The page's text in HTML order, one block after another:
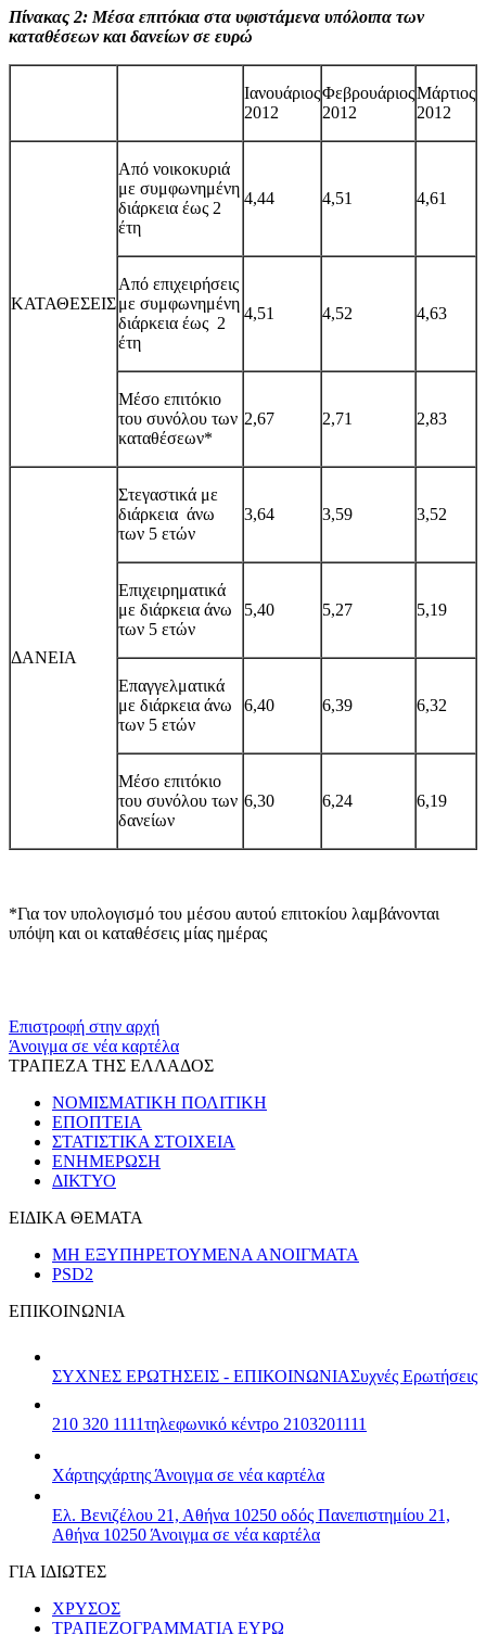
Πίνακας 2: Μέσα επιτόκια στα υφιστάμενα υπόλοιπα των
καταθέσεων και δανείων σε ευρώ
Ιανουάριος
2012
Φεβρουάριος
2012
Μάρτιος
2012
ΚΑΤΑΘΕΣΕΙΣ
Από νοικοκυριά
με συμφωνημένη
διάρκεια έως 2
έτη
4,44 4,51 4,61
Από επιχειρήσεις
με συμφωνημένη
διάρκεια έως 2
έτη
4,51 4,52 4,63
Μέσο επιτόκιο
του συνόλου των
καταθέσεων*
2,67 2,71 2,83
ΔΑΝΕΙΑ
Στεγαστικά με
διάρκεια άνω
των 5 ετών
3,64 3,59 3,52
Επιχειρηματικά
με διάρκεια άνω
των 5 ετών
5,40 5,27 5,19
Επαγγελματικά
με διάρκεια άνω
των 5 ετών
6,40 6,39 6,32
Μέσο επιτόκιο
του συνόλου των
δανείων
6,30 6,24 6,19
*Για τον υπολογισμό του μέσου αυτού επιτοκίου λαμβάνονται
υπόψη και οι καταθέσεις μίας ημέρας
Επιστροφή στην αρχή
Άνοιγμα σε νέα καρτέλα
ΤΡΑΠΕΖΑ ΤΗΣ ΕΛΛΑΔΟΣ
ΝΟΜΙΣΜΑΤΙΚΗ ΠΟΛΙΤΙΚΗ
ΕΠΟΠΤΕΙΑ
ΣΤΑΤΙΣΤΙΚΑ ΣΤΟΙΧΕΙΑ
ΕΝΗΜΕΡΩΣΗ
ΔΙΚΤΥΟ
ΕΙΔΙΚΑ ΘΕΜΑΤΑ
ΜΗ ΕΞΥΠΗΡΕΤΟΥΜΕΝΑ ΑΝΟΙΓΜΑΤΑ
PSD2
ΕΠΙΚΟΙΝΩΝΙΑ
ΣΥΧΝΕΣ ΕΡΩΤΗΣΕΙΣ - ΕΠΙΚΟΙΝΩΝΙΑΣυχνές Ερωτήσεις
210 320 1111τηλεφωνικό κέντρο 2103201111
Χάρτηςχάρτης Άνοιγμα σε νέα καρτέλα
Ελ. Βενιζέλου 21, Αθήνα 10250 οδός Πανεπιστημίου 21,
Αθήνα 10250 Άνοιγμα σε νέα καρτέλα
ΓΙΑ ΙΔΙΩΤΕΣ
ΧΡΥΣΟΣ
ΤΡΑΠΕΖΟΓΡΑΜΜΑΤΙΑ ΕΥΡΩ